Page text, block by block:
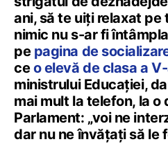
ani, să te uiți relaxat pe
nimic nu s-ar fi
pe pagina de
ceo elevă de clasa a
ministrului Educației,
mai mult la telefon, la o
Parlament: „voi ne
dar nu ne învățați să le